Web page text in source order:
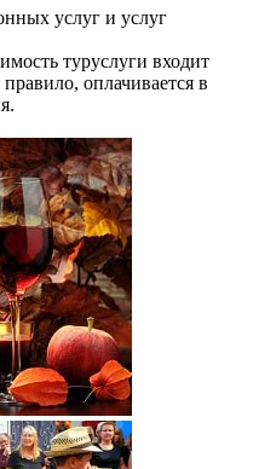
услуг и услуг
туруслуги входит
оплачивается в